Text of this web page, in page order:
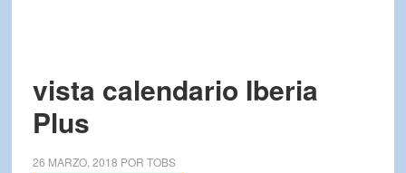
vista calendario Iberia
Plus
26 MARZO, 2018 POR TOBS